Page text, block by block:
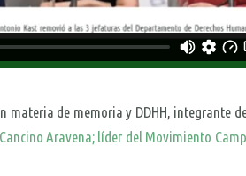
materia de memoria y DDHH,
Aravena; líder del Movimiento